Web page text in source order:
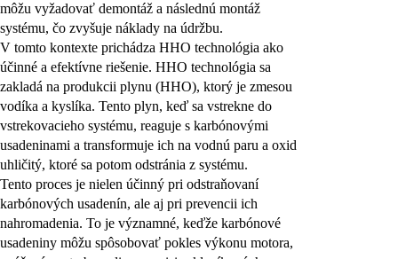
môžu vyžadovať demontáž a následnú montáž
systému, čo zvyšuje náklady na údržbu.
V tomto kontexte prichádza HHO technológia ako
účinné a efektívne riešenie. HHO technológia sa
zakladá na produkcii plynu (HHO), ktorý je zmesou
vodíka a kyslíka. Tento plyn, keď sa vstrekne do
vstrekovacieho systému, reaguje s karbónovými
usadeninami a transformuje ich na vodnú paru a oxid
uhličitý, ktoré sa potom odstránia z systému.
Tento proces je nielen účinný pri odstraňovaní
karbónových usadenín, ale aj pri prevencii ich
nahromadenia. To je významné, keďže karbónové
usadeniny môžu spôsobovať pokles výkonu motora,